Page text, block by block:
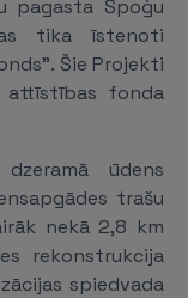
pagasta Špoģu
tika īstenoti
Šie Projekti
attīstības fonda
ūdens
trašu
nekā 2,8 km
rekonstrukcija
spiedvada